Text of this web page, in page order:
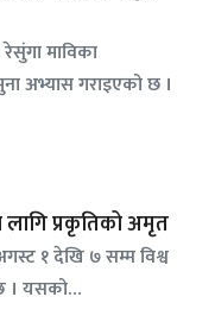
माविका
अभ्यास गराइएको छ ।
प्रकृतिको अमृत
१ देखि ७ सम्म विश्व
। यसको…